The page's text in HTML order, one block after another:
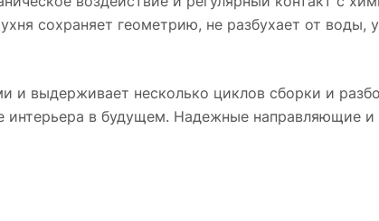
сохраняет геометрию, не разбухает от воды,
и выдерживает несколько циклов сборки и
интерьера в будущем. Надежные направляющие и